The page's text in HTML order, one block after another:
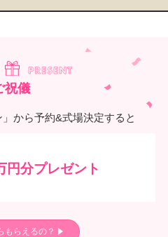
祝儀
」から予約&式場決定すると
円分プレゼント
もらえるの？